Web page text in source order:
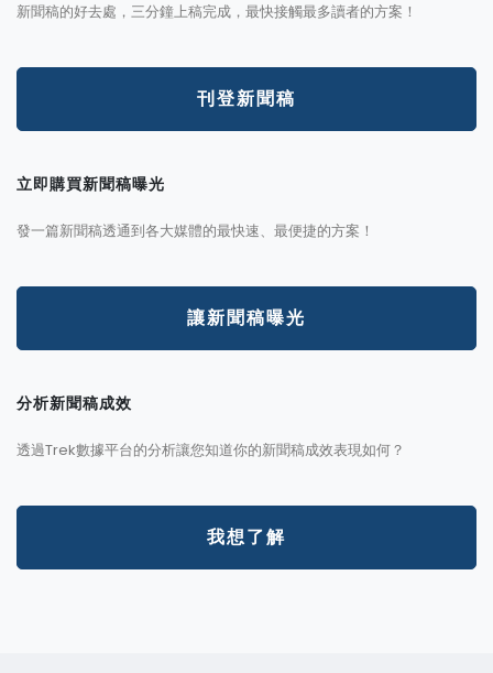
新聞稿的好去處，三分鐘上稿完成，最快接觸最多讀者的方案！
刊登新聞稿
立即購買新聞稿曝光
發一篇新聞稿透通到各大媒體的最快速、最便捷的方案！
讓新聞稿曝光
分析新聞稿成效
透過Trek數據平台的分析讓您知道你的新聞稿成效表現如何？
我想了解